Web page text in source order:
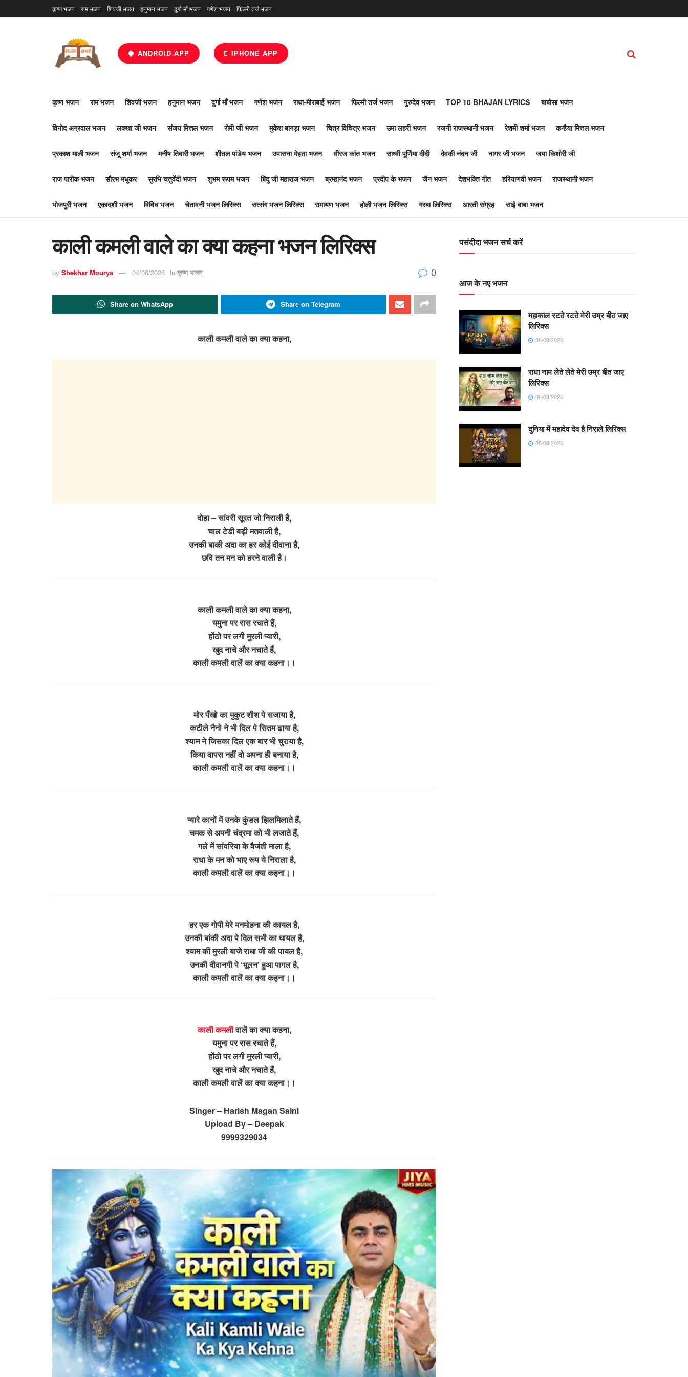
कृष्ण भजन राम भजन शिवजी भजन हनुमान भजन दुर्गा माँ भजन गणेश भजन फिल्मी तर्ज भजन
ANDROID APP IPHONE APP
कृष्ण भजन राम भजन शिवजी भजन हनुमान भजन दुर्गा माँ भजन गणेश भजन राधा-मीराबाई भजन फिल्मी तर्ज भजन गुरुदेव भजन TOP 10 BHAJAN LYRICS बाबोसा भजन
विनोद अग्रवाल भजन लक्खा जी भजन संजय मित्तल भजन रोमी जी भजन मुकेश बागड़ा भजन चित्र विचित्र भजन उमा लहरी भजन रजनी राजस्थानी भजन रेशमी शर्मा भजन कन्हैया मित्तल भजन
प्रकाश माली भजन संजू शर्मा भजन मनीष तिवारी भजन शीतल पांडेय भजन उपासना मेहता भजन धीरज कांत भजन साध्वी पूर्णिमा दीदी देवकी नंदन जी नागर जी भजन जया किशोरी जी
राज पारीक भजन सौरभ मधुकर सुरभि चतुर्वेदी भजन शुभम रूपम भजन बिंदु जी महाराज भजन ब्रम्हानंद भजन प्रदीप के भजन जैन भजन देशभक्ति गीत हरियाणवी भजन राजस्थानी भजन
भोजपुरी भजन एकादशी भजन विविध भजन चेतावनी भजन लिरिक्स सत्संग भजन लिरिक्स रामायण भजन होली भजन लिरिक्स गरबा लिरिक्स आरती संग्रह साईं बाबा भजन
काली कमली वाले का क्या कहना भजन लिरिक्स
by Shekhar Mourya 04/06/2026 in कृष्ण भजन 0
Share on WhatsApp Share on Telegram
काली कमली वाले का क्या कहना,
दोहा – सांवरी सूरत जो निराली है,
चाल टेडी बड़ी मतवाली है,
उनकी बाकी अदा का हर कोई दीवाना है,
छवि तन मन को हरने वाली है।
काली कमली वाले का क्या कहना,
यमुना पर रास रचाते हैं,
होंठो पर लगी मुरली प्यारी,
खुद नाचे और नचाते हैं,
काली कमली वालें का क्या कहना।।
मोर पँखो का मुकुट शीश पे सजाया है,
कटीले नैनो ने भी दिल पे सितम ढाया है,
श्याम ने जिसका दिल एक बार भी चुराया है,
किया वापस नहीं वो अपना ही बनाया है,
काली कमली वालें का क्या कहना।।
प्यारे कानों में उनके कुंडल झिलमिलाते हैं,
चमक से अपनी चंद्रमा को भी लजाते हैं,
गले में सांवरिया के वैजंती माला है,
राधा के मन को भाए रूप ये निराला है,
काली कमली वालें का क्या कहना।।
हर एक गोपी मेरे मनमोहना की कायल है,
उनकी बांकी अदा पे दिल सभी का घायल है,
श्याम की मुरली बाजे राधा जी की पायल है,
उनकी दीवानगी पे ‘भूलन’ हुआ पागल है,
काली कमली वालें का क्या कहना।।
काली कमलीवालें का क्या कहना,
यमुना पर रास रचाते हैं,
होंठो पर लगी मुरली प्यारी,
खुद नाचे और नचाते हैं,
काली कमली वालें का क्या कहना।।
Singer – Harish Magan Saini
Upload By – Deepak
9999329034
पसंदीदा भजन सर्च करें
आज के नए भजन
महाकाल रटते रटते मेरी उम्र बीत जाए
लिरिक्स
06/08/2026
राधा नाम लेते लेते मेरी उम्र बीत जाए
लिरिक्स
06/08/2026
दुनिया में महादेव देव है निराले लिरिक्स
06/08/2026